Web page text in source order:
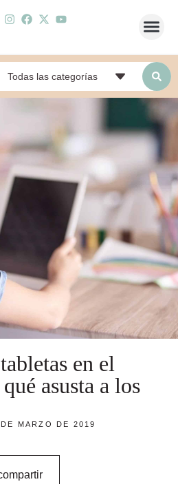
en el
asusta a los
MARZO DE 2019